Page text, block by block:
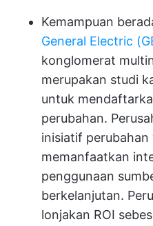
Kemampuan
General Electric
konglomerat
merupakan studi
untuk
perubahan.
inisiatif perubahan
memanfaatkan
penggunaan
berkelanjutan.
lonjakan ROI